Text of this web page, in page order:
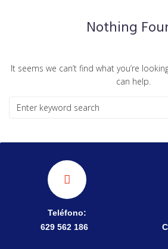
Nothing
It seems we can’t find what you’re
can help.
Teléfono:
629 562 186